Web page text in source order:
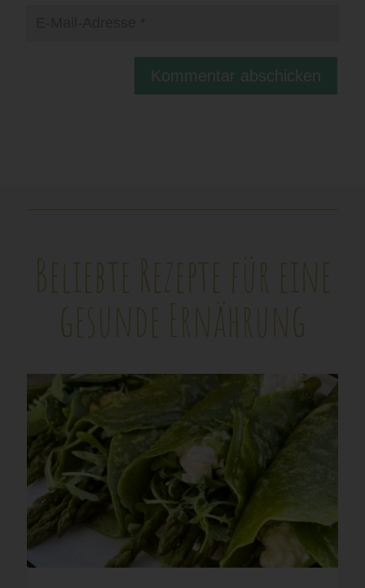
Kommentar abschicken
Beliebte Rezepte für eine
gesunde Ernährung